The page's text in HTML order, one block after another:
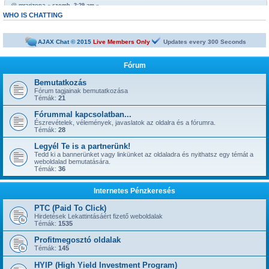
@mrarizona « szomb. 3:29 am »
https://netbiznisz.hu/viewtopic.php?t=10652
Bobabeten a futtbal vb miatt minden napra jut egy legalább egy freepick
@mrarizona « szomb. 3:28 am »
sziasztok!
Neked is
@mrarizona « hétf. 5:51 pm »
jónapot
@szepbalazs « kedd 8:22 am »
has started a new topic:Kickoffboss
@Admin « hétf. 8:49 pm »
has started a new topic:Újabb 1 év, gyerünk-gyerünk tovább
@szior « vas. 5:43 pm »
has started a new topic:
@Admin « kedd 9:38 am »
kavics13 « hétf. 10:48 pm »
Jól jönne egy admin....
@mrarizona « szer. 3:37 pm »
has started a new topic:BoaBet | Fogadóiroda és online kaszinó
@szepbalazs « pén. 10:28 pm »
has started a new topic:22bet
WHO IS CHATTING
AJAX Chat © 2015 Live Members Only Updates every 300 Seconds
Fórum
Bemutatkozás
Fórum tagjainak bemutatkozása
Témák: 21
Fórummal kapcsolatban...
Észrevételek, vélemények, javaslatok az oldalra és a fórumra.
Témák: 28
Legyél Te is a partnerünk!
Tedd ki a bannerünket vagy linkünket az oldaladra és nyithatsz egy témát a
weboldalad bemutatására.
Témák: 36
Internetes Pénzkeresés
PTC (Paid To Click)
Hirdetések Lekattintásáért fizető weboldalak
Témák: 1535
Profitmegosztó oldalak
Témák: 145
HYIP (High Yield Investment Program)